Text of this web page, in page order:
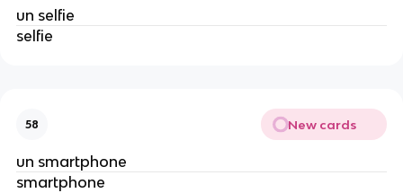
un selfie
selfie
58 New cards
un smartphone
smartphone